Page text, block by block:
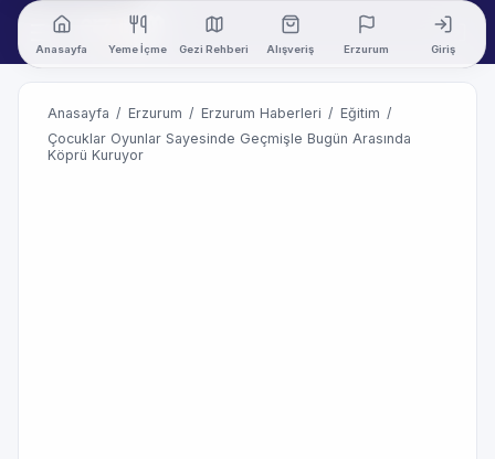
Anasayfa Yeme İçme Gezi Rehberi Alışveriş Erzurum Giriş
Anasayfa / Erzurum / Erzurum Haberleri / Eğitim /
Çocuklar Oyunlar Sayesinde Geçmişle Bugün Arasında
Köprü Kuruyor